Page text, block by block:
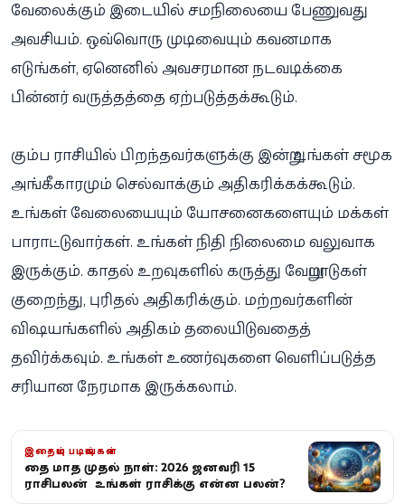
வேலைக்கும் இடையில் சமநிலையை பேணுவது
அவசியம். ஒவ்வொரு முடிவையும் கவனமாக
எடுங்கள், ஏனெனில் அவசரமான நடவடிக்கை
பின்னர் வருத்தத்தை ஏற்படுத்தக்கூடும்.
கும்ப ராசியில் பிறந்தவர்களுக்கு இன்று உங்கள் சமூக
அங்கீகாரமும் செல்வாக்கும் அதிகரிக்கக்கூடும்.
உங்கள் வேலையையும் யோசனைகளையும் மக்கள்
பாராட்டுவார்கள். உங்கள் நிதி நிலைமை வலுவாக
இருக்கும். காதல் உறவுகளில் கருத்து வேறுபாடுகள்
குறைந்து, புரிதல் அதிகரிக்கும். மற்றவர்களின்
விஷயங்களில் அதிகம் தலையிடுவதைத்
தவிர்க்கவும். உங்கள் உணர்வுகளை வெளிப்படுத்த
சரியான நேரமாக இருக்கலாம்.
இதையும் படியுங்கள்
தை மாத முதல் நாள்: 2026 ஜனவரி 15
ராசிபலன் – உங்கள் ராசிக்கு என்ன பலன்?